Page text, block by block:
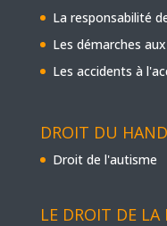
La responsabilité
Les démarches
Les accidents à
DROIT DU
Droit de l'autisme
LE DROIT DE LA